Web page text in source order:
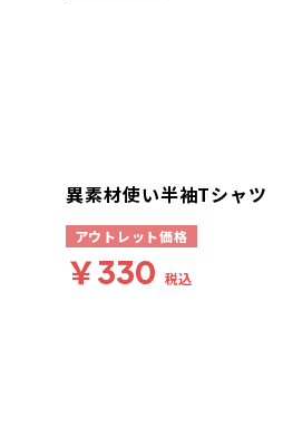
異素材使い半袖Tシャツ
アウトレット価格
￥330 税込